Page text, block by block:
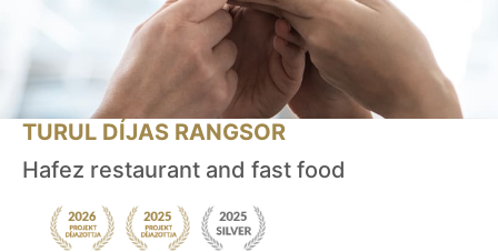
TURUL DÍJAS RANGSOR
Hafez restaurant and fast food